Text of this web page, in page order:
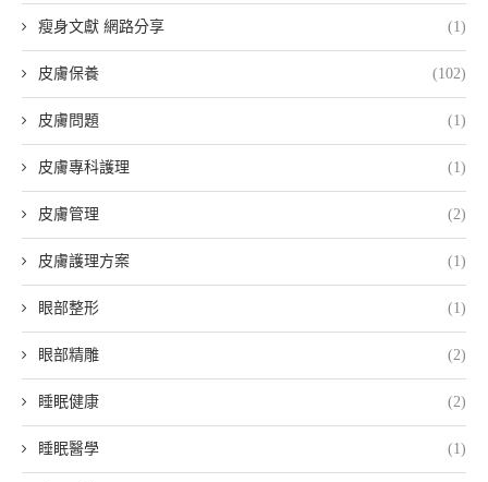
瘦身文獻 網路分享 (1)
皮膚保養 (102)
皮膚問題 (1)
皮膚專科護理 (1)
皮膚管理 (2)
皮膚護理方案 (1)
眼部整形 (1)
眼部精雕 (2)
睡眠健康 (2)
睡眠醫學 (1)